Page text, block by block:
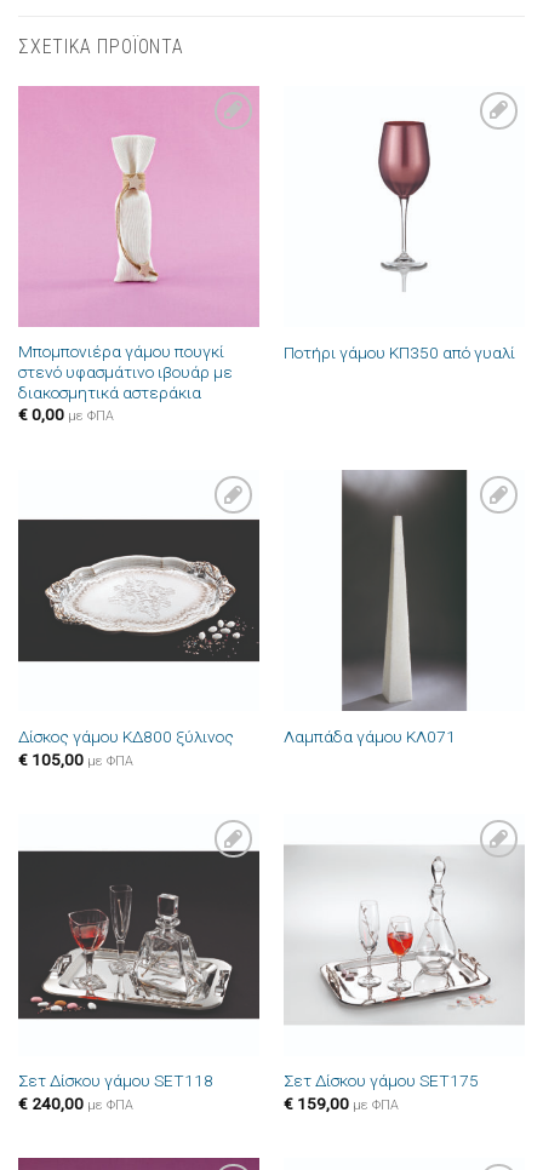
ΣΧΕΤΙΚΑ ΠΡΟΪΟΝΤΑ
Μπομπονιέρα γάμου πουγκί
στενό υφασμάτινο ιβουάρ με
διακοσμητικά αστεράκια
€0,00 με ΦΠΑ
Ποτήρι γάμου ΚΠ350 από γυαλί
επιθυμιών
Δίσκος γάμου ΚΔ800 ξύλινος
€105,00 με ΦΠΑ
Λαμπάδα γάμου ΚΛ071
Σετ Δίσκου γάμου SET118
€240,00 με ΦΠΑ
Πρόσθήκη
στην λίστα
Σετ Δίσκου γάμου SET175
€159,00 με ΦΠΑ